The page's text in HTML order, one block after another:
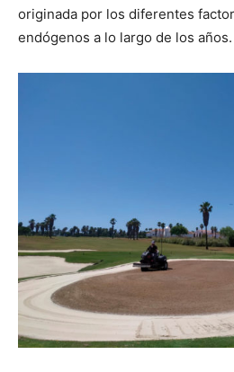
originada por los diferentes
endógenos a lo largo de los años.